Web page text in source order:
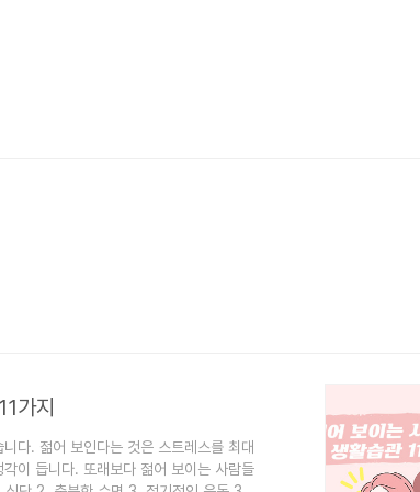
가지
다. 젊어 보인다는 것은 스트레스를 최대
이 듭니다. 또래보다 젊어 보이는 사람들